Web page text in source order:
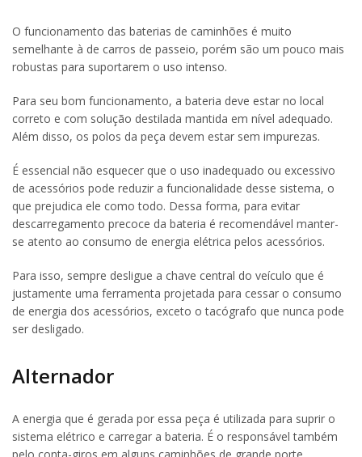
O funcionamento das baterias de caminhões é muito
semelhante à de carros de passeio, porém são um pouco mais
robustas para suportarem o uso intenso.
Para seu bom funcionamento, a bateria deve estar no local
correto e com solução destilada mantida em nível adequado.
Além disso, os polos da peça devem estar sem impurezas.
É essencial não esquecer que o uso inadequado ou excessivo
de acessórios pode reduzir a funcionalidade desse sistema, o
que prejudica ele como todo. Dessa forma, para evitar
descarregamento precoce da bateria é recomendável manter-
se atento ao consumo de energia elétrica pelos acessórios.
Para isso, sempre desligue a chave central do veículo que é
justamente uma ferramenta projetada para cessar o consumo
de energia dos acessórios, exceto o tacógrafo que nunca pode
ser desligado.
Alternador
A energia que é gerada por essa peça é utilizada para suprir o
sistema elétrico e carregar a bateria. É o responsável também